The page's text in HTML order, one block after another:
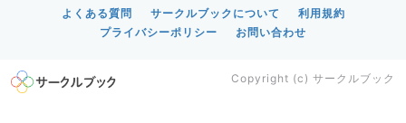
よくある質問 サークルブックについて
利用規約
プライバシーポリシー
お問い合わせ
Copyright (c) サークルブック